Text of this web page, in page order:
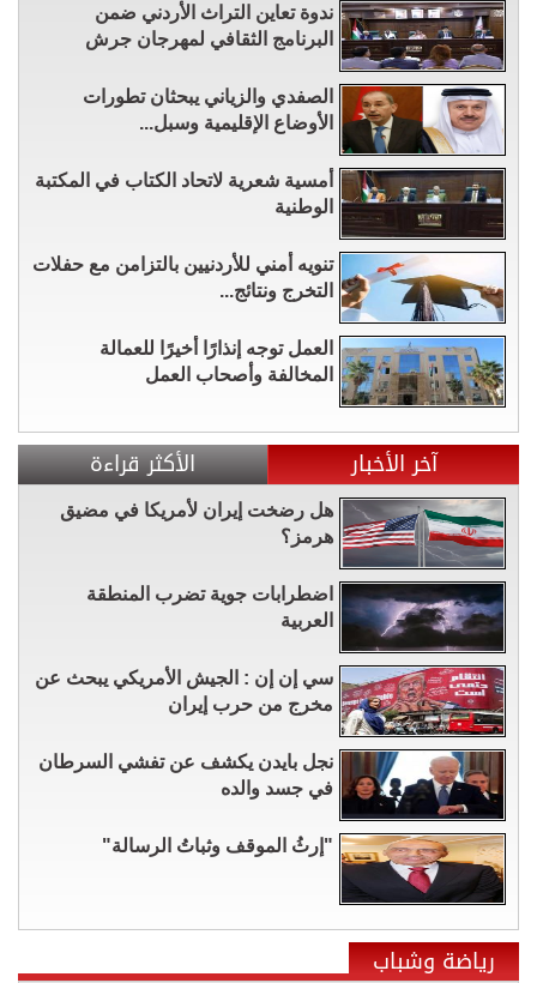
ندوة تعاين التراث الأردني ضمن
البرنامج الثقافي لمهرجان جرش
الصفدي والزياني يبحثان تطورات
الأوضاع الإقليمية وسبل...
أمسية شعرية لاتحاد الكتاب في المكتبة
الوطنية
تنويه أمني للأردنيين بالتزامن مع حفلات
التخرج ونتائج...
العمل توجه إنذارًا أخيرًا للعمالة
المخالفة وأصحاب العمل
آخر الأخبار الأكثر قراءة
هل رضخت إيران لأمريكا في مضيق
هرمز؟
اضطرابات جوية تضرب المنطقة
العربية
سي إن إن : الجيش الأمريكي يبحث عن
مخرج من حرب إيران
نجل بايدن يكشف عن تفشي السرطان
في جسد والده
"إرثُ الموقف وثباتُ الرسالة"
رياضة وشباب